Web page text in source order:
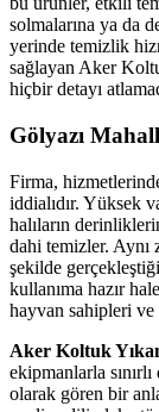
solmalarına ya da
yerinde temizlik
sağlayan Aker
hiçbir detayı
Gölyazı
Firma,
iddialıdır. Yüksek
halıların
dahi temizler. Aynı
şekilde
kullanıma hazır
hayvan sahipleri
Aker Koltuk
ekipmanlarla
olarak gören bir